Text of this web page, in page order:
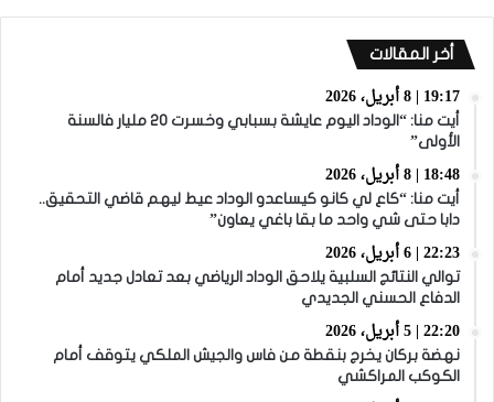
أخر المقالات
19:17 | 8 أبريل، 2026
أيت منا: “الوداد اليوم عايشة بسبابي وخسرت 20 مليار فالسنة
الأولى”
18:48 | 8 أبريل، 2026
أيت منا: “كاع لي كانو كيساعدو الوداد عيط ليهم قاضي التحقيق..
دابا حتى شي واحد ما بقا باغي يعاون”
22:23 | 6 أبريل، 2026
توالي النتائج السلبية يلاحق الوداد الرياضي بعد تعادل جديد أمام
الدفاع الحسني الجديدي
22:20 | 5 أبريل، 2026
نهضة بركان يخرج بنقطة من فاس والجيش الملكي يتوقف أمام
الكوكب المراكشي